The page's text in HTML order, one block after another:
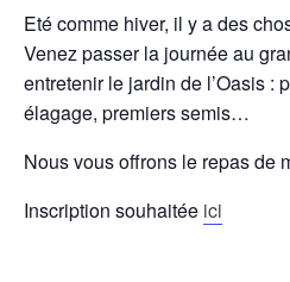
Eté comme hiver, il y a des
Venez passer la journée au
entretenir le jardin de l’Oasis :
élagage, premiers semis…
Nous vous offrons le repas de
Inscription souhaitée ici